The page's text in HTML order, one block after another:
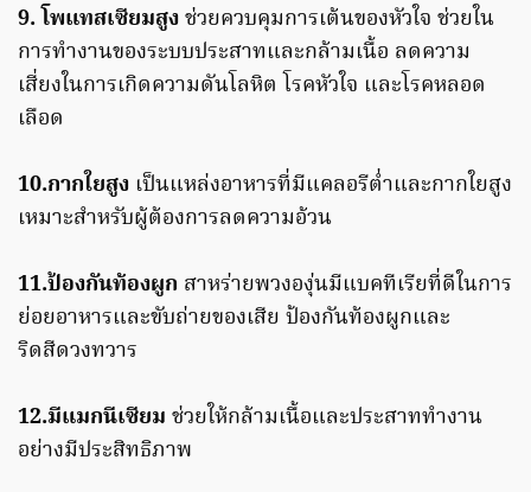
9. โพแทสเซียมสูงช่วยควบคุมการเต้นของหัวใจ ช่วยใน
การทำงานของระบบประสาทและกล้ามเนื้อ ลดความ
เสี่ยงในการเกิดความดันโลหิต โรคหัวใจ และโรคหลอด
เลือด
10.กากใยสูง เป็นแหล่งอาหารที่มีแคลอรีต่ำและกากใยสูง
เหมาะสำหรับผู้ต้องการลดความอ้วน
11.ป้องกันท้องผูก สาหร่ายพวงองุ่นมีแบคทีเรียที่ดีในการ
ย่อยอาหารและขับถ่ายของเสีย ป้องกันท้องผูกและ
ริดสีดวงทวาร
12.มีแมกนีเซียม ช่วยให้กล้ามเนื้อและประสาททำงาน
อย่างมีประสิทธิภาพ